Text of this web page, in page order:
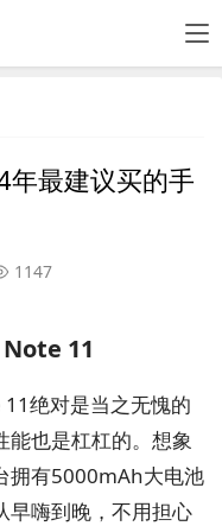
年最建议买的手
1147
11
绝对是当之无愧的
能也是杠杠的。想象
拥有5000mAh大电池
早嗨到晚，不用担心